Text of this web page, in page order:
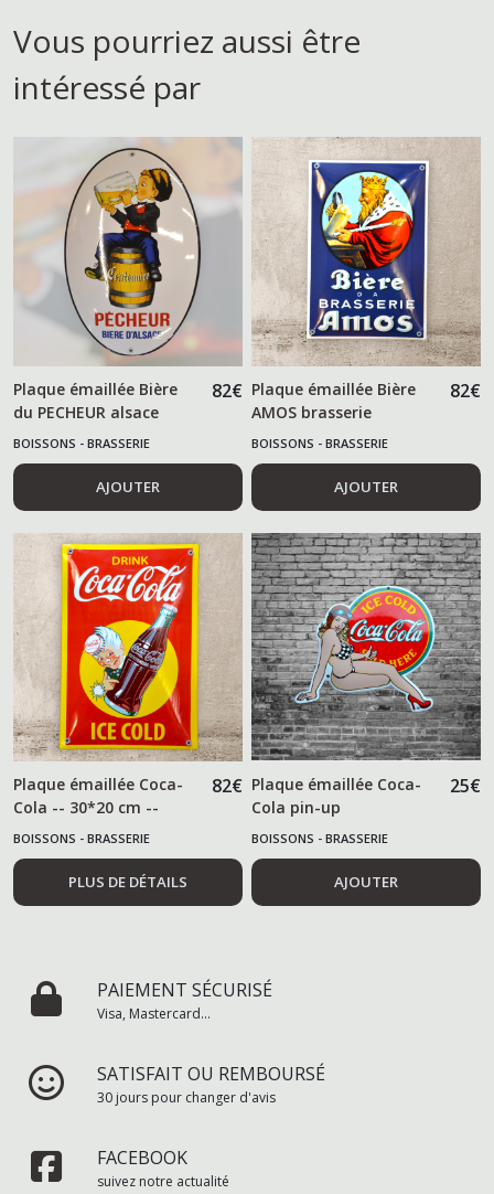
Vous pourriez aussi être
intéressé par
Plaque émaillée Bière
du PECHEUR alsace
82€
BOISSONS - BRASSERIE
AJOUTER
Plaque émaillée Bière
AMOS brasserie
82€
BOISSONS - BRASSERIE
AJOUTER
Plaque émaillée Coca-
Cola -- 30*20 cm --
82€
BOISSONS - BRASSERIE
PLUS DE DÉTAILS
Plaque émaillée Coca-
Cola pin-up
25€
BOISSONS - BRASSERIE
AJOUTER
PAIEMENT SÉCURISÉ
Visa, Mastercard...
SATISFAIT OU REMBOURSÉ
30 jours pour changer d'avis
FACEBOOK
suivez notre actualité